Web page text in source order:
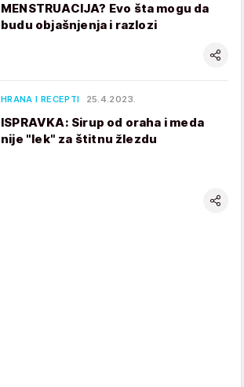
MENSTRUACIJA? Evo šta mogu da
budu objašnjenja i razlozi
HRANA I RECEPTI 25.4.2023.
ISPRAVKA: Sirup od oraha i meda
nije "lek" za štitnu žlezdu